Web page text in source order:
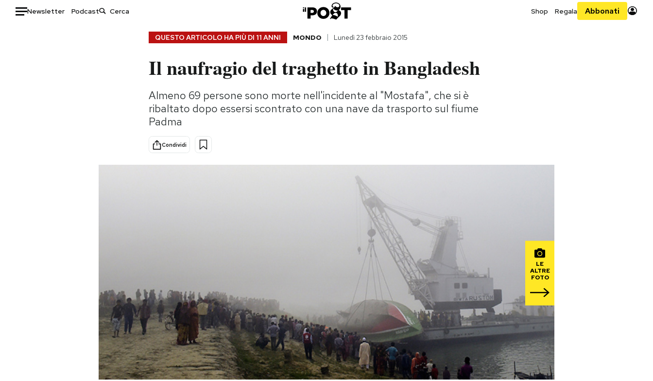
Newsletter Podcast Shop Regala Abbonati
Consumismi
Storie/Idee
Ok Boomer!
Europa
QUESTO ARTICOLO HA PIÙ DI 11 ANNI MONDO Lunedì 23 febbraio 2015
Il naufragio del traghetto in Bangladesh
Almeno 69 persone sono morte nell'incidente al "Mostafa", che si è
ribaltato dopo essersi scontrato con una nave da trasporto sul fiume
Padma
Condividi
LE
ALTRE
FOTO